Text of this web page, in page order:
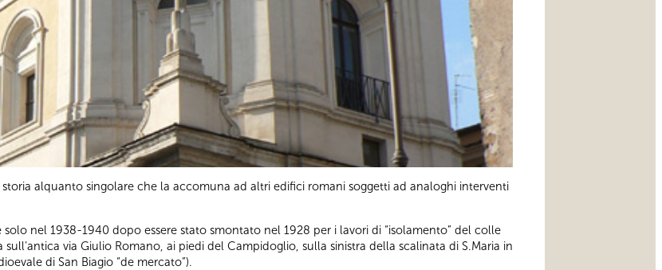
alquanto singolare che la accomuna ad altri edifici romani soggetti ad analoghi interventi
nel 1938-1940 dopo essere stato smontato nel 1928 per i lavori di “isolamento” del colle
via Giulio Romano, ai piedi del Campidoglio, sulla sinistra della scalinata di S.Maria in
di San Biagio “de mercato”).